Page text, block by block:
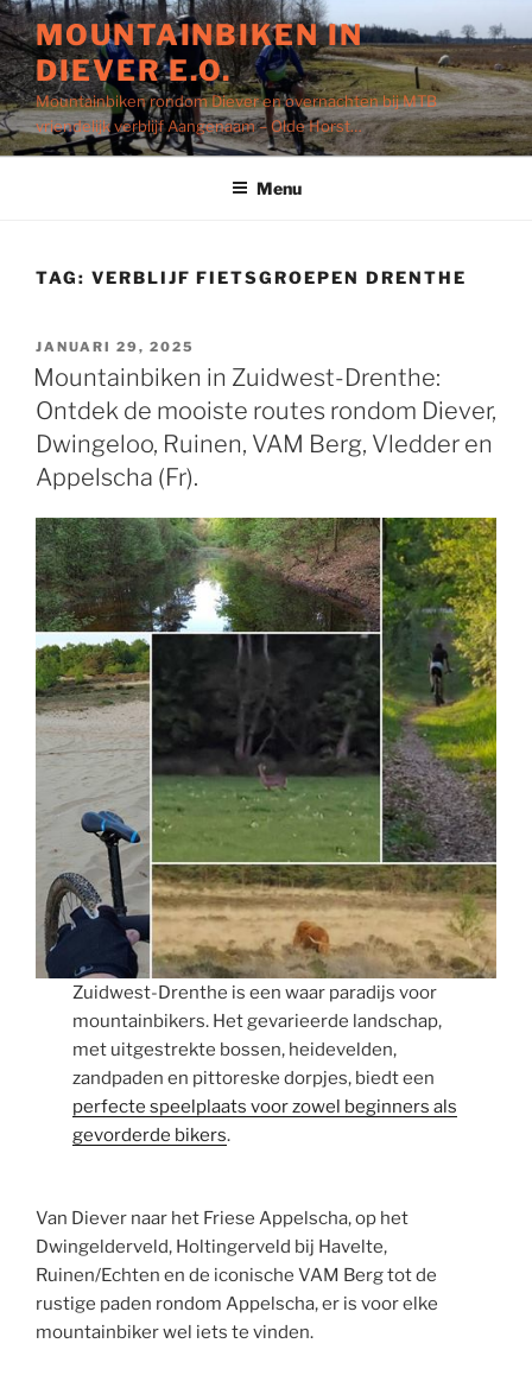
Ga
naar
de
inhoud
MOUNTAINBIKEN IN
DIEVER E.O.
Mountainbiken rondom Diever en overnachten bij MTB
vriendelijk verblijf Aangenaam – Olde Horst…
Menu
TAG: VERBLIJF FIETSGROEPEN DRENTHE
GEPLAATST
OP
JANUARI 29, 2025
Mountainbiken in Zuidwest-Drenthe:
Ontdek de mooiste routes rondom Diever,
Dwingeloo, Ruinen, VAM Berg, Vledder en
Appelscha (Fr).
Zuidwest-Drenthe is een waar paradijs voor
mountainbikers. Het gevarieerde landschap,
met uitgestrekte bossen, heidevelden,
zandpaden en pittoreske dorpjes, biedt een
perfecte speelplaats voor zowel beginners als
gevorderde bikers.
Van Diever naar het Friese Appelscha, op het
Dwingelderveld, Holtingerveld bij Havelte,
Ruinen/Echten en de iconische VAM Berg tot de
rustige paden rondom Appelscha, er is voor elke
mountainbiker wel iets te vinden.